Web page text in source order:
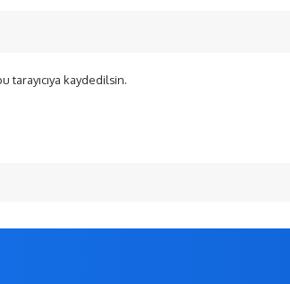
tarayıcıya kaydedilsin.